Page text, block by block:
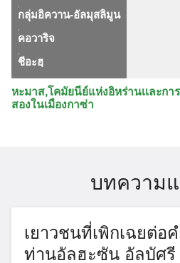
,
กลุ่มอิควาน-อัลมุสลิมูน
,
คอวาริจ
ชีอะฮฺ
หะมาส,โคมัยนีย์แห่งอิหร่านเเละกา
สองในเมืองกาซ่า
บทความ
เยาวชนที่เพิกเฉยต่อ
ท่านอัลฮะซัน อัลบัศ